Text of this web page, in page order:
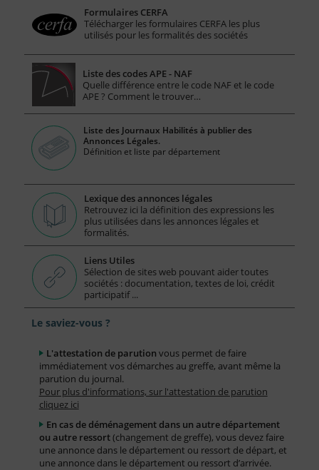
Formulaires CERFA
Télécharger les formulaires CERFA les plus
utilisés pour les formalités des sociétés
Liste des codes APE - NAF
Quelle différence entre le code NAF et le code
APE ? Comment le trouver…
Liste des Journaux Habilités à publier des
Annonces Légales.
Définition et liste par département
Lexique des annonces légales
Retrouvez ici la définition des expressions les
plus utilisées dans les annonces légales et
formalités.
Liens Utiles
Sélection de sites web pouvant aider toutes
sociétés : documentation, textes de loi, crédit
participatif ...
Le saviez-vous ?
L'attestation de parution vous permet de faire
immédiatement vos démarches au greffe, avant même la
parution du journal.
Pour plus d'informations, sur l'attestation de parution
cliquez ici
En cas de déménagement dans un autre département
ou autre ressort(changement de greffe), vous devez faire
une annonce dans le département ou ressort de départ, et
une annonce dans le département ou ressort d’arrivée.